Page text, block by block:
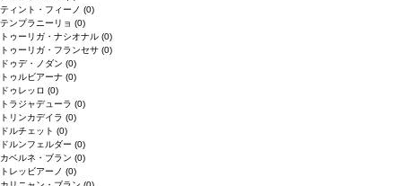
ティント・フィーノ (0)
テンプラニーリョ (0)
トゥーリガ・ナシオナル (0)
トゥーリガ・フランセサ (0)
ドゥデ・ノダン (0)
トゥルビアーナ (0)
ドゥレッロ (0)
トラジャデューラ (0)
トリンカデイラ (0)
ドルチェット (0)
ドルンフェルダー (0)
カベルネ・ブラン (0)
トレッビアーノ (0)